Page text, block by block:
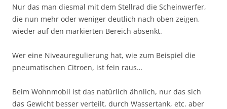
Nur das man diesmal mit dem Stellrad die Scheinwerfer,
die nun mehr oder weniger deutlich nach oben zeigen,
wieder auf den markierten Bereich absenkt.
Wer eine Niveauregulierung hat, wie zum Beispiel die
pneumatischen Citroen, ist fein raus…
Beim Wohnmobil ist das natürlich ähnlich, nur das sich
das Gewicht besser verteilt, durch Wassertank, etc. aber